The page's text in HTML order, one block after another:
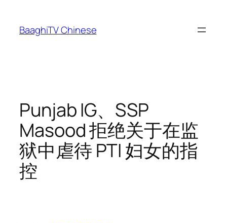
content
BaaghiTV Chinese
Punjab IG、SSP
Masood 拒绝关于在监
狱中虐待 PTI 妇女的指
控